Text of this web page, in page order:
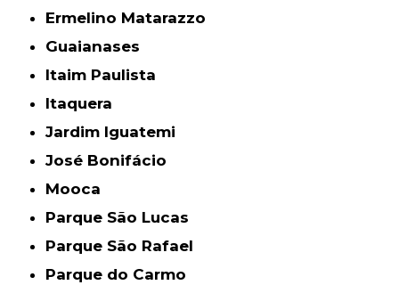
Ermelino Matarazzo
Guaianases
Itaim Paulista
Itaquera
Jardim Iguatemi
José Bonifácio
Mooca
Parque São Lucas
Parque São Rafael
Parque do Carmo